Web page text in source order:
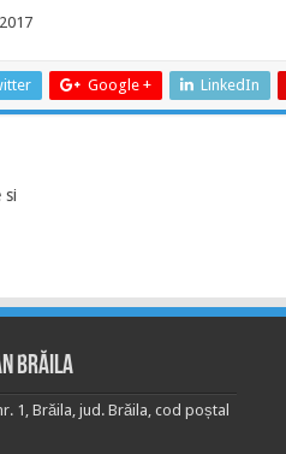
Google + LinkedIn
si
Brăila
1, Brăila, jud. Brăila, cod poștal